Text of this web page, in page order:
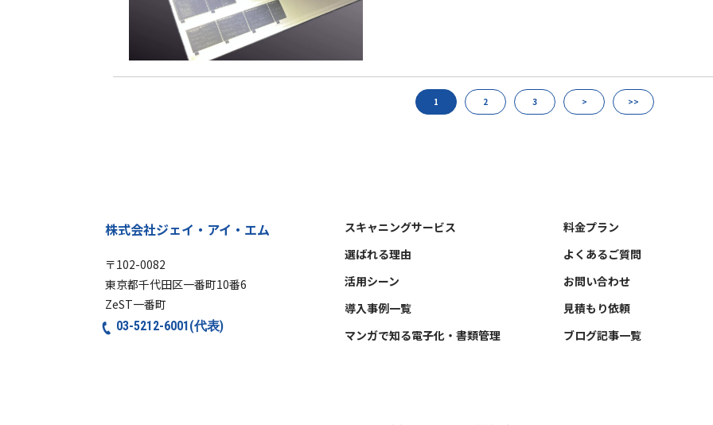
1 2 3 > >>
株式会社ジェイ・アイ・エム
〒102-0082
東京都千代田区一番町10番6
ZeST一番町
03-5212-6001(代表)
スキャニングサービス
選ばれる理由
活用シーン
導入事例一覧
マンガで知る電子化・書類管理
料金プラン
よくあるご質問
お問い合わせ
見積もり依頼
ブログ記事一覧